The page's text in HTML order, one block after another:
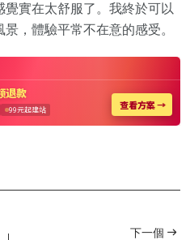
實在太舒服了。我終於可以
，體驗平常不在意的感受。
下一個